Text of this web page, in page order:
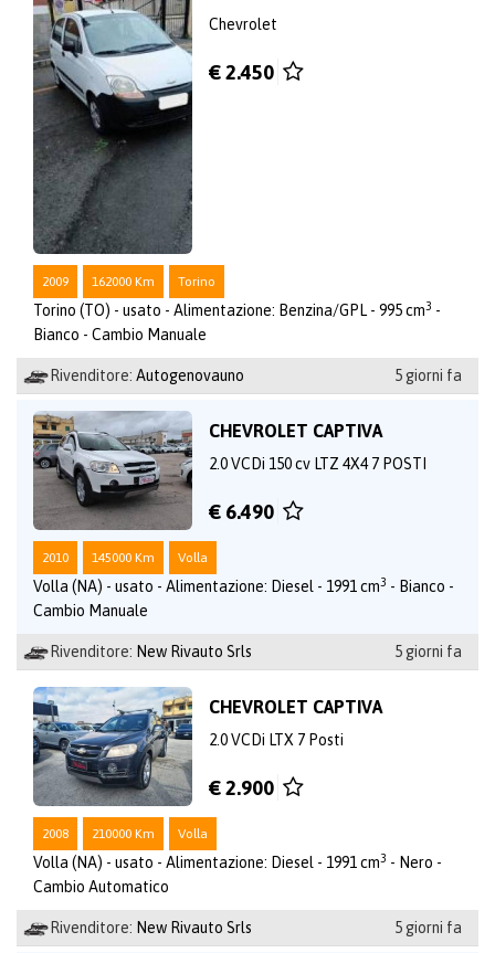
Chevrolet
€ 2.450
2009 162000 Km Torino
Torino (TO) - usato - Alimentazione: Benzina/GPL - 995 cm3 -
Bianco - Cambio Manuale
Rivenditore: Autogenovauno 5 giorni fa
CHEVROLET CAPTIVA
2.0 VCDi 150 cv LTZ 4X4 7 POSTI
€ 6.490
2010 145000 Km Volla
Volla (NA) - usato - Alimentazione: Diesel - 1991 cm3 - Bianco -
Cambio Manuale
Rivenditore: New Rivauto Srls 5 giorni fa
CHEVROLET CAPTIVA
2.0 VCDi LTX 7 Posti
€ 2.900
2008 210000 Km Volla
Volla (NA) - usato - Alimentazione: Diesel - 1991 cm3 - Nero -
Cambio Automatico
Rivenditore: New Rivauto Srls 5 giorni fa